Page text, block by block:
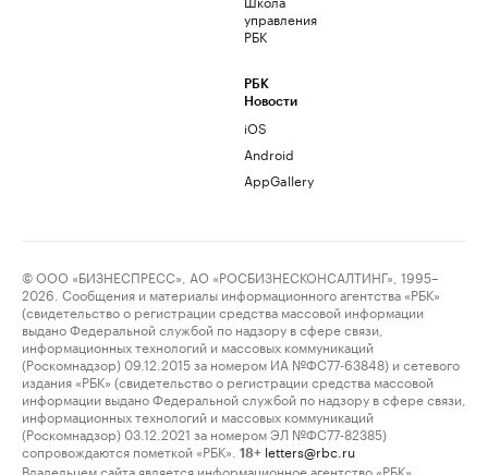
управления
РБК
РБК
Новости
iOS
Android
AppGallery
© ООО «БИЗНЕСПРЕСС», АО «РОСБИЗНЕСКОНСАЛТИНГ», 1995–
2026. Сообщения и материалы информационного агентства «РБК»
(свидетельство о регистрации средства массовой информации
выдано Федеральной службой по надзору в сфере связи,
информационных технологий и массовых коммуникаций
(Роскомнадзор) 09.12.2015 за номером ИА №ФС77-63848) и сетевого
издания «РБК» (свидетельство о регистрации средства массовой
информации выдано Федеральной службой по надзору в сфере связи,
информационных технологий и массовых коммуникаций
(Роскомнадзор) 03.12.2021 за номером ЭЛ №ФС77-82385)
сопровождаются пометкой «РБК».
18+ letters@rbc.ru
Владельцем сайта является информационное агентство «РБК».